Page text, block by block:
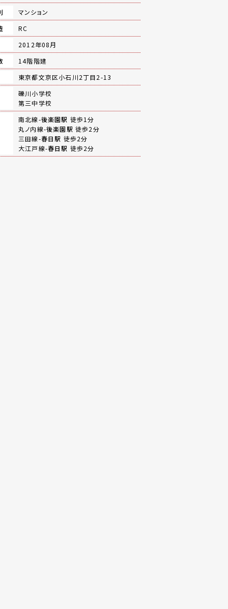
マンション
RC
2012年08月
14階階建
東京都文京区小石川2丁目2-13
礫川小学校
第三中学校
南北線-後楽園駅 徒歩1分
丸ノ内線-後楽園駅 徒歩2分
三田線-春日駅 徒歩2分
大江戸線-春日駅 徒歩2分